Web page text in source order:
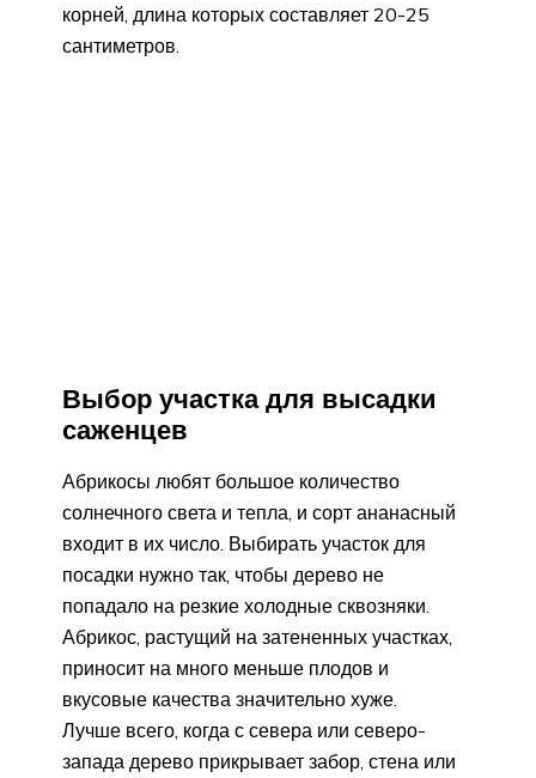
корней, длина которых составляет 20-25
сантиметров.
Выбор участка для высадки
саженцев
Абрикосы любят большое количество
солнечного света и тепла, и сорт ананасный
входит в их число. Выбирать участок для
посадки нужно так, чтобы дерево не
попадало на резкие холодные сквозняки.
Абрикос, растущий на затененных участках,
приносит на много меньше плодов и
вкусовые качества значительно хуже.
Лучше всего, когда с севера или северо-
запада дерево прикрывает забор, стена или